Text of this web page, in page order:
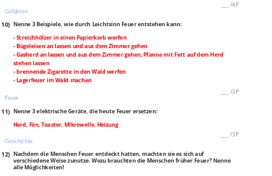
/4P
Gefahren
10) Nenne 3 Beispiele, wie durch Leichtsinn Feuer entstehen kann:
- Streichhölzer in einen Papierkorb werfen
- Bügeleisen an lassen und aus dem Zimmer gehen
- Gasherd an lassen und aus dem Zimmer gehen, Pfanne mit Fett auf dem Herd
stehen lassen
- brennende Zigarette in den Wald werfen
- Lagerfeuer im Wald machen
/3P
Feuer
11) Nenne 3 elektrische Geräte, die heute Feuer ersetzen:
Herd, Fön, Toaster, Mikrowelle, Heizung
/3P
Geschichte
12) Nachdem die Menschen Feuer entdeckt hatten, machten sie es sich auf
verschiedene Weise zunutze. Wozu brauchten die Menschen früher Feuer? Nenne
alle Möglichkeiten!